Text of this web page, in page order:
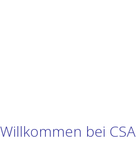
Willkommen bei CSA